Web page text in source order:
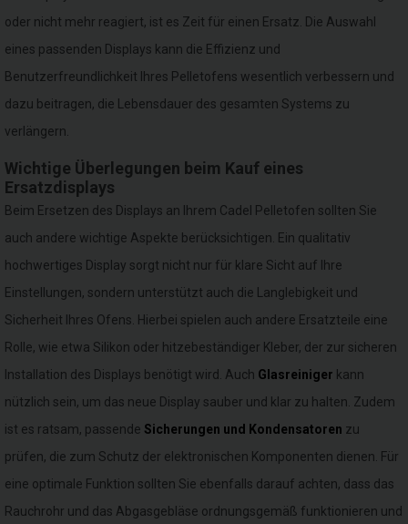
oder nicht mehr reagiert, ist es Zeit für einen Ersatz. Die Auswahl
eines passenden Displays kann die Effizienz und
Benutzerfreundlichkeit Ihres Pelletofens wesentlich verbessern und
dazu beitragen, die Lebensdauer des gesamten Systems zu
verlängern.
Wichtige Überlegungen beim Kauf eines
Ersatzdisplays
Beim Ersetzen des Displays an Ihrem Cadel Pelletofen sollten Sie
auch andere wichtige Aspekte berücksichtigen. Ein qualitativ
hochwertiges Display sorgt nicht nur für klare Sicht auf Ihre
Einstellungen, sondern unterstützt auch die Langlebigkeit und
Sicherheit Ihres Ofens. Hierbei spielen auch andere Ersatzteile eine
Rolle, wie etwa Silikon oder hitzebeständiger Kleber, der zur sicheren
Installation des Displays benötigt wird. Auch Glasreiniger kann
nützlich sein, um das neue Display sauber und klar zu halten. Zudem
ist es ratsam, passende Sicherungen und Kondensatoren zu
prüfen, die zum Schutz der elektronischen Komponenten dienen. Für
eine optimale Funktion sollten Sie ebenfalls darauf achten, dass das
Rauchrohr und das Abgasgebläse ordnungsgemäß funktionieren und